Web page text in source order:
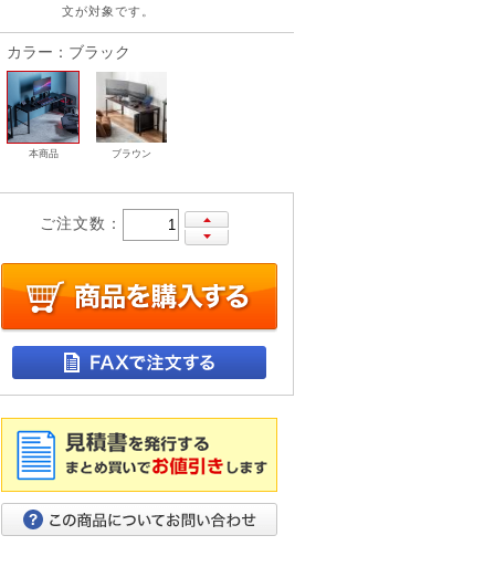
文が対象です。
カラー：ブラック
本商品 ブラウン
ご注文数：